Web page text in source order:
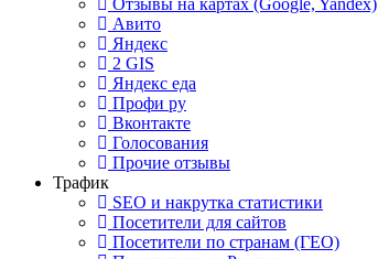
Отзывы на картах (Google, Yandex)
Авито
Яндекс
2 GIS
Яндекс еда
Профи ру
Вконтакте
Голосования
Прочие отзывы
Трафик
SEO и накрутка статистики
Посетители для сайтов
Посетители по странам (ГЕО)